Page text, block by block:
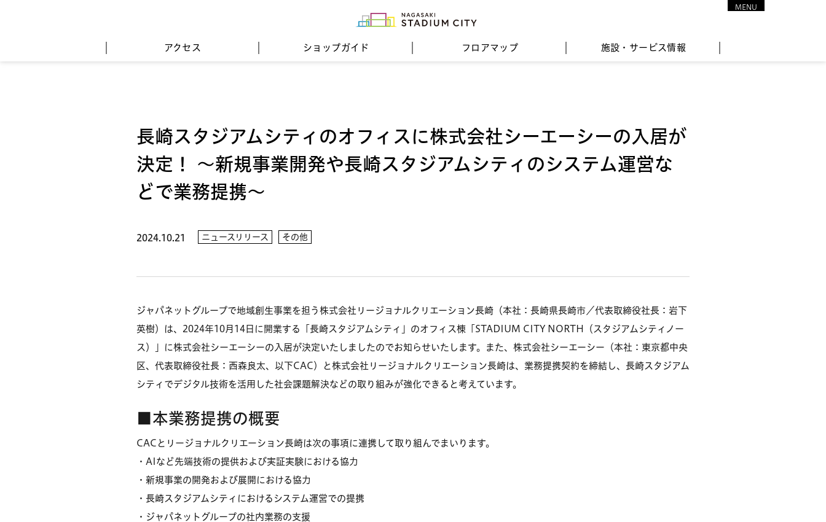
アクセス ショップガイド フロアマップ 施設・サービス情報
MENU
長崎スタジアムシティのオフィスに株式会社シーエーシーの入居が
決定！ ～新規事業開発や長崎スタジアムシティのシステム運営な
どで業務提携～
2024.10.21 ニュースリリース その他
ジャパネットグループで地域創生事業を担う株式会社リージョナルクリエーション長崎（本社：長崎県長崎市／代表取締役社長：岩下
英樹）は、2024年10月14日に開業する「長崎スタジアムシティ」のオフィス棟「STADIUM CITY NORTH（スタジアムシティノー
ス）」に株式会社シーエーシーの入居が決定いたしましたのでお知らせいたします。また、株式会社シーエーシー（本社：東京都中央
区、代表取締役社長：西森良太、以下CAC）と株式会社リージョナルクリエーション長崎は、業務提携契約を締結し、長崎スタジアム
シティでデジタル技術を活用した社会課題解決などの取り組みが強化できると考えています。
■本業務提携の概要
CACとリージョナルクリエーション長崎は次の事項に連携して取り組んでまいります。
・AIなど先端技術の提供および実証実験における協力
・新規事業の開発および展開における協力
・長崎スタジアムシティにおけるシステム運営での提携
・ジャパネットグループの社内業務の支援